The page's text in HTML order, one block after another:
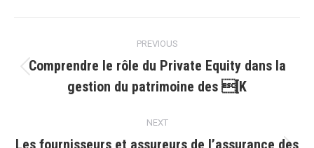
navigation
PREVIOUS
post:
Comprendre le rôle du Private Equity dans la
gestion du patrimoine des [K
NEXT
Les fournisseurs et assureurs de l’assurance des